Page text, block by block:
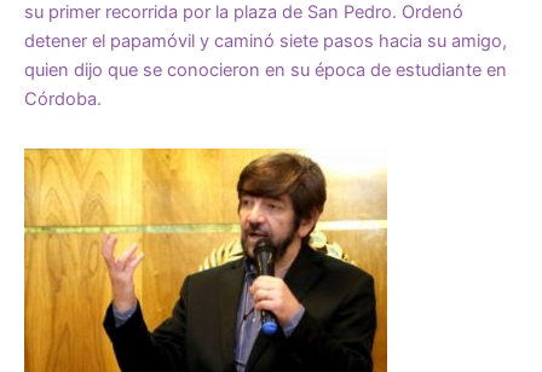
su primer recorrida por la plaza de San Pedro. Ordenó
detener el papamóvil y caminó siete pasos hacia su amigo,
quien dijo que se conocieron en su época de estudiante en
Córdoba.